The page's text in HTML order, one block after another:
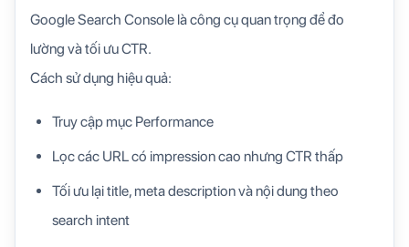
Google Search Console là công cụ quan trọng để đo
lường và tối ưu CTR.
Cách sử dụng hiệu quả:
Truy cập mục Performance
Lọc các URL có impression cao nhưng CTR thấp
Tối ưu lại title, meta description và nội dung theo
search intent